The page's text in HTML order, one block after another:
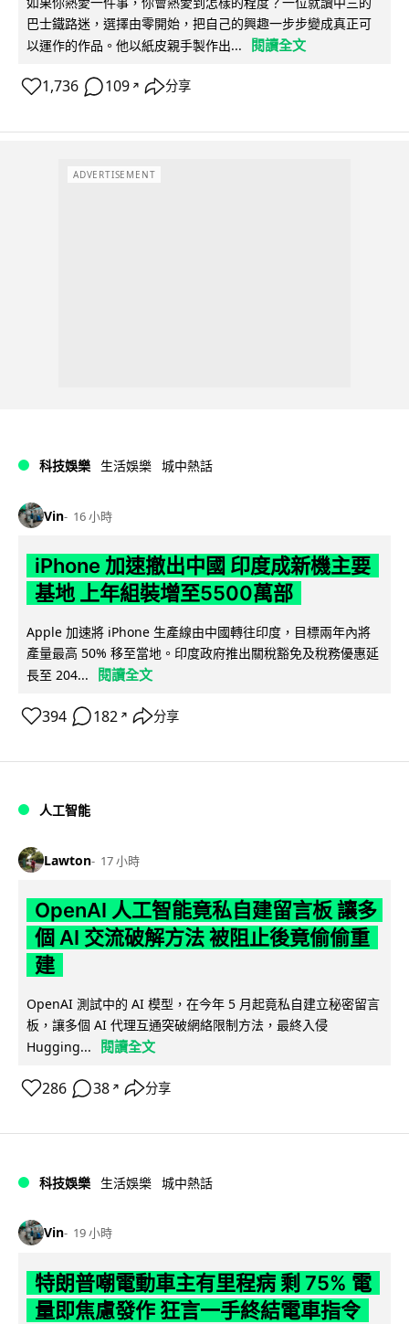
巴士鐵路迷，選擇由零開始，把自己的興趣一步步變成真正可
以運作的作品。他以紙皮親手製作出...
閱讀全文
1,736 109 ↗ 分享
ADVERTISEMENT
科技娛樂 生活娛樂 城中熱話
Vin 16 小時
iPhone 加速撤出中國 印度成新機主要
基地 上年組裝增至5500萬部
Apple 加速將 iPhone 生產線由中國轉往印度，目標兩年內將
產量最高 50% 移至當地。印度政府推出關稅豁免及稅務優惠延
長至 204...
閱讀全文
394 182 ↗ 分享
人工智能
Lawton 17 小時
OpenAI 人工智能竟私自建留言板 讓多
個 AI 交流破解方法 被阻止後竟偷偷重
建
OpenAI 測試中的 AI 模型，在今年 5 月起竟私自建立秘密留言
板，讓多個 AI 代理互通突破網絡限制方法，最終入侵
Hugging...
閱讀全文
286 38 ↗ 分享
科技娛樂 生活娛樂 城中熱話
Vin 19 小時
特朗普嘲電動車主有里程病 剩 75% 電
量即焦慮發作 狂言一手終結電車指令